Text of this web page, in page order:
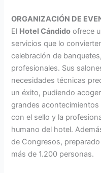
ORGANIZACIÓN DE
El Hotel Cándido ofrece
servicios que lo
celebración de
profesionales. Sus
necesidades técnicas
un éxito, pudiendo
grandes
con el sello y la
humano del hotel.
de Congresos,
más de 1.200 personas.